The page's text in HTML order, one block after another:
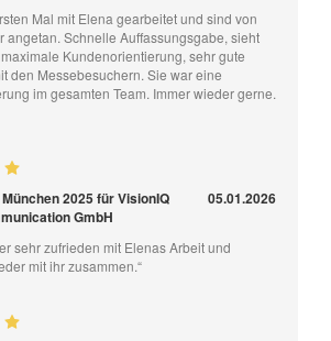
Mal mit Elena gearbeitet und sind von
angetan. Schnelle Auffassungsgabe, sieht
Kundenorientierung, sehr gute
den Messebesuchern. Sie war eine
im gesamten Team. Immer wieder gerne.
2025 für VisionIQ
GmbH
05.01.2026
sehr zufrieden mit Elenas Arbeit und
mit ihr zusammen.“